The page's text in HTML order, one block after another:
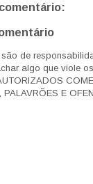
de
algo que viole
PALAVRÕES E